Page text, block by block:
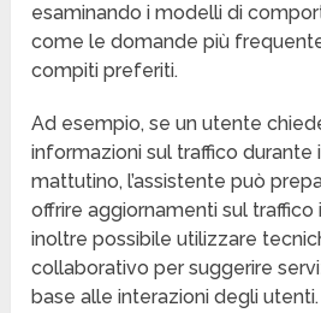
esaminando i modelli di
come le domande più
compiti preferiti.
Ad esempio, se un utente
informazioni sul traffico durante
mattutino, l’assistente può
offrire aggiornamenti sul
inoltre possibile utilizzare
collaborativo per suggerire
base alle interazioni degli